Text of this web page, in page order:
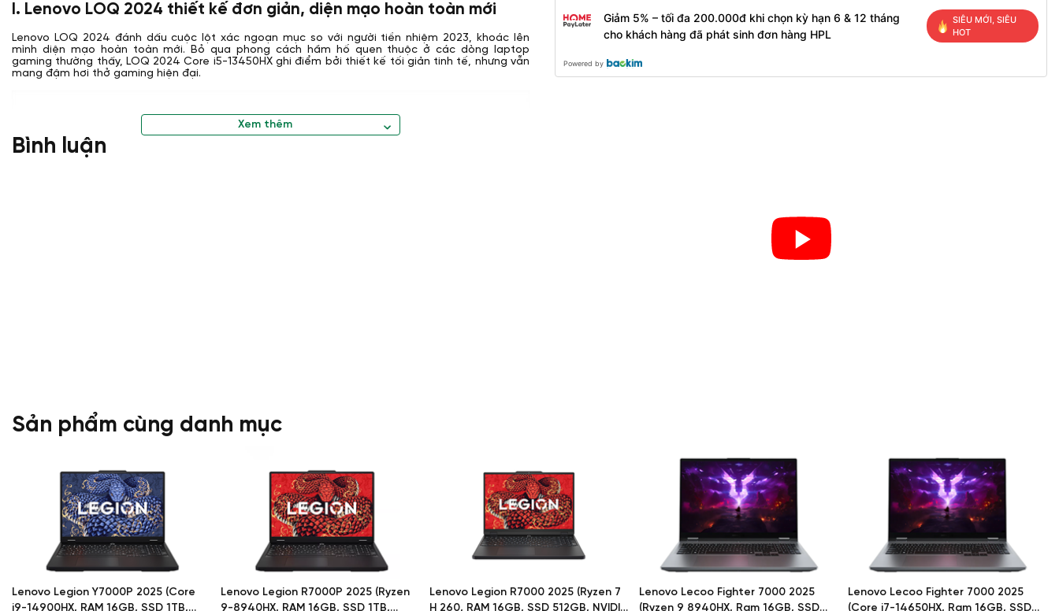
Giảm 5% – tối đa 200.000đ khi chọn kỳ hạn 6 & 12 tháng
cho khách hàng đã phát sinh đơn hàng HPL
SIÊU MỚI, SIÊU
HOT
Powered by
I. Lenovo LOQ 2024 thiết kế đơn giản, diện mạo hoàn toàn mới
Lenovo LOQ 2024 đánh dấu cuộc lột xác ngoạn mục so với người tiền nhiệm 2023, khoác lên
mình diện mạo hoàn toàn mới. Bỏ qua phong cách hầm hố quen thuộc ở các dòng laptop
gaming thường thấy, LOQ 2024 Core i5-13450HX ghi điểm bởi thiết kế tối giản tinh tế, nhưng vẫn
mang đậm hơi thở gaming hiện đại.
Xem thêm
Bình luận
Sản phẩm cùng danh mục
Lenovo Legion Y7000P 2025 (Core
i9-14900HX, RAM 16GB, SSD 1TB,
Lenovo Legion R7000P 2025 (Ryzen
9-8940HX, RAM 16GB, SSD 1TB,
Lenovo Legion R7000 2025 (Ryzen 7
H 260, RAM 16GB, SSD 512GB, NVIDIA
Lenovo Lecoo Fighter 7000 2025
(Ryzen 9 8940HX, Ram 16GB, SSD
Lenovo Lecoo Fighter 7000 2025
(Core i7-14650HX, Ram 16GB, SSD